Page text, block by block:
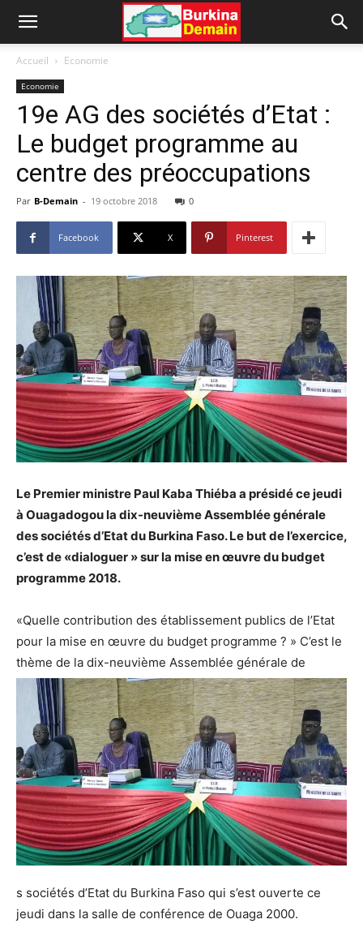
Accueil Economie
Economie
19e AG des sociétés d’Etat :
Le budget programme au
centre des préoccupations
Par B-Demain - 19 octobre 2018 0
Facebook X Pinterest
Le Premier ministre Paul Kaba Thiéba a présidé ce jeudi
à Ouagadogou la dix-neuvième Assemblée générale
des sociétés d’Etat du Burkina Faso. Le but de l’exercice,
c’est de «dialoguer » sur la mise en œuvre du budget
programme 2018.
«Quelle contribution des établissement publics de l’Etat
pour la mise en œuvre du budget programme ? » C’est le
thème de la dix-neuvième Assemblée générale de
s sociétés d’Etat du Burkina Faso qui s’est ouverte ce
jeudi dans la salle de conférence de Ouaga 2000.